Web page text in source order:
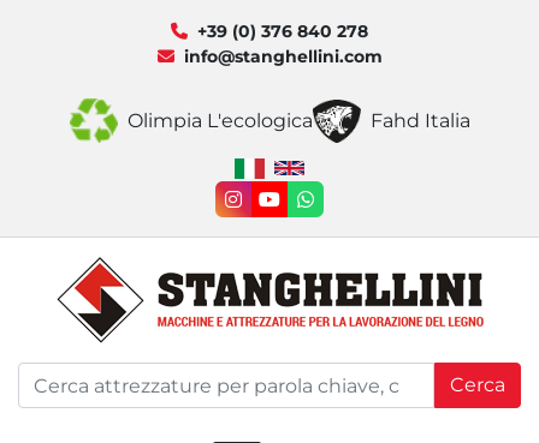
+39 (0) 376 840 278
info@stanghellini.com
Olimpia L'ecologica Fahd Italia
instagram
youtubewhatsapp
Cerca